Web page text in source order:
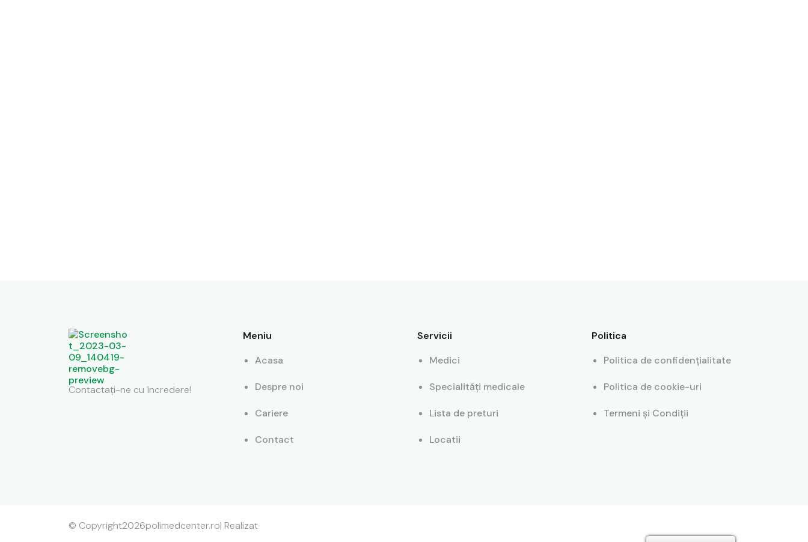
Contactați-ne cu încredere!
Meniu
Acasa
Despre noi
Cariere
Contact
Servicii
Medici
Specialități medicale
Lista de preturi
Locatii
Politica
Politica de confidențialitate
Politica de cookie-uri
Termeni și Condiții
© Copyright2026polimedcenter.ro| Realizat